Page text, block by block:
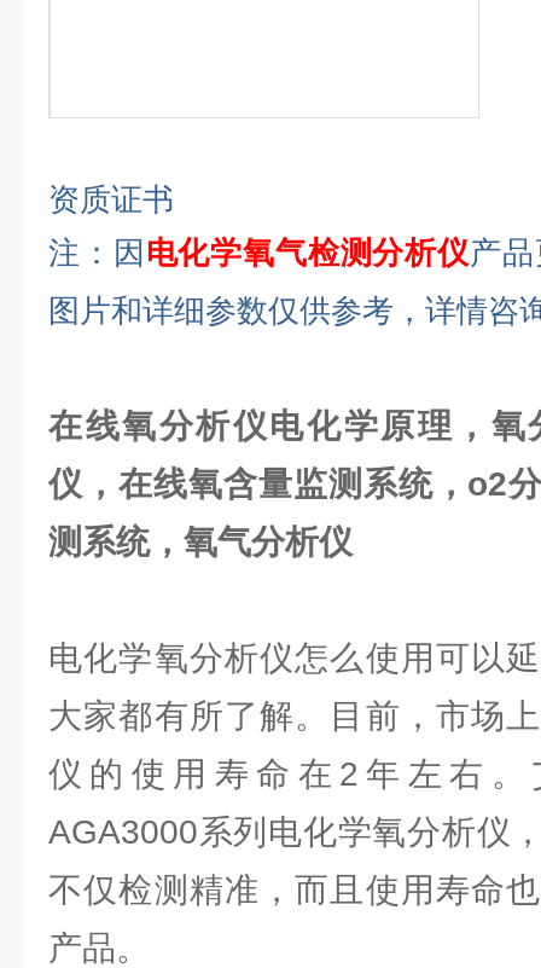
资质证书
注：因 电化学氧气检测分析仪产
图片和详细参数仅供参考，详情咨
在线氧分析仪电化学原理 ，
仪， 在线氧含量监测系统，o2
测系统，氧气分析仪
电化学氧分析仪怎么使用可以
大家都有所了解。目前，市场
仪的使用寿命在2年左右。
AGA3000系列电化学氧分析仪
不仅检测精准，而且使用寿命
产品。